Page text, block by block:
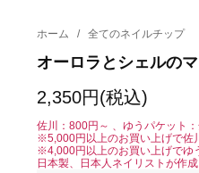
ホーム / 全てのネイルチップ
オーロラとシェルの
2,350円(税込)
佐川：800円～ 、ゆうパケット
※5,000円以上のお買い上げで佐
※4,000円以上のお買い上げでゆ
日本製、日本人ネイリストが作成